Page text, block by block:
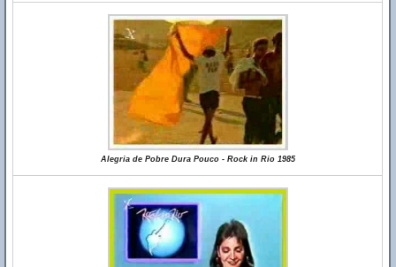
Alegria de Pobre Dura Pouco - Rock in Rio 1985